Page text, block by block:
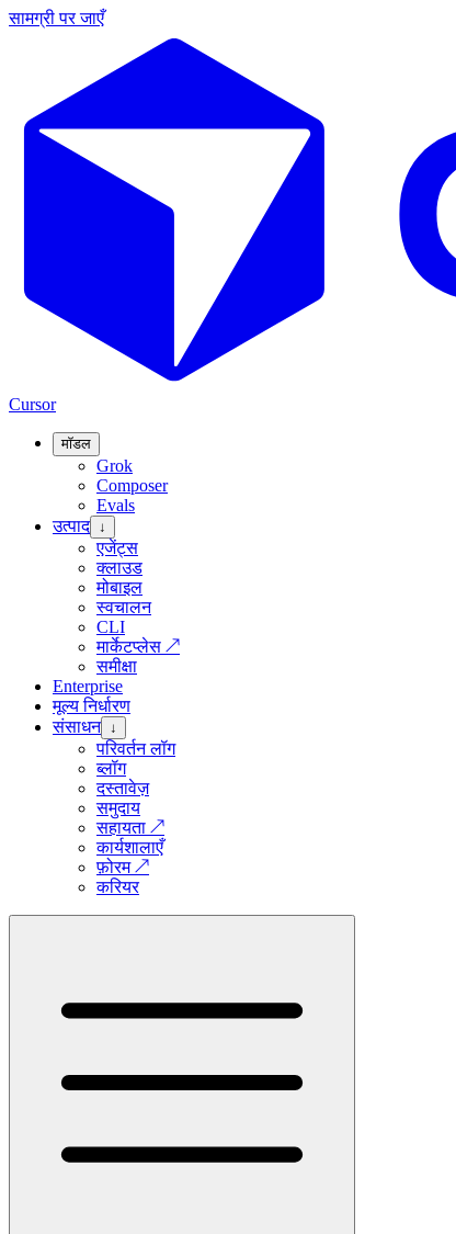
सामग्री पर जाएँ
Cursor
मॉडल
Grok
Composer
Evals
उत्पाद ↓
एजेंट्स
क्लाउड
मोबाइल
स्वचालन
CLI
मार्केटप्लेस ↗
समीक्षा
Enterprise
मूल्य निर्धारण
संसाधन ↓
परिवर्तन लॉग
ब्लॉग
दस्तावेज़
समुदाय
सहायता ↗
कार्यशालाएँ
फ़ोरम↗
करियर